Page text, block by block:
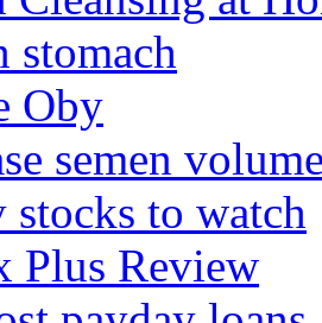
stomach
Oby
semen
stocks to watch
Plus Review